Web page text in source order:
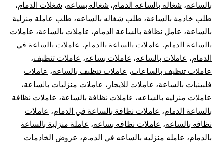
بالساعه، شغاله بالساعه الدمام، شغاله بساعه، شغلات الدمام،
طلب خادمة بالساعة، طلب شغاله بالساعه، طلب عاملة منزلية
بالساعة، عامل نظافة بالساعة الدمام، عاملات بالساعة، عاملات
بالساعة الدمام، عاملات بالساعة بالدمام، عاملات بالساعة في
الدمام، عاملات بالساعه، عاملات بساعه، عاملات تنظيف،
عاملات تنظيف بالساعات، عاملات تنظيف بالساعه، عاملات
فلبينيات بالساعة، عاملات للايجار ، عاملات منزليات بالساعة،
عاملات منزليه بالساعه، عاملات نظافة بالساعة، عاملات نظافة
بالساعة الدمام، عاملات نظافة بالساعة في الدمام، عاملات
نظافه بالساعه، عاملات نظافه بساعه، عاملة منزلية بالساعة
بالدمام، عامله منزليه بالساعه في الدمام، عروض الخادمات